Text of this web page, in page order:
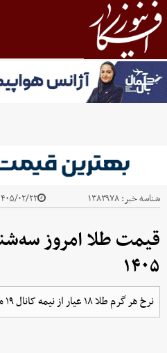
شناسه خبر:۱۳۸۳۹۷۸ ۱۴۰۵/۰۲/۲۲ -
۱۴۰۵
نرخ هر گرم طلا ۱۸ عیار از نیمه کانال ۱۹ میلیون عبور کرد.